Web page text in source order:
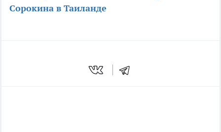
Сорокина в Таиланде